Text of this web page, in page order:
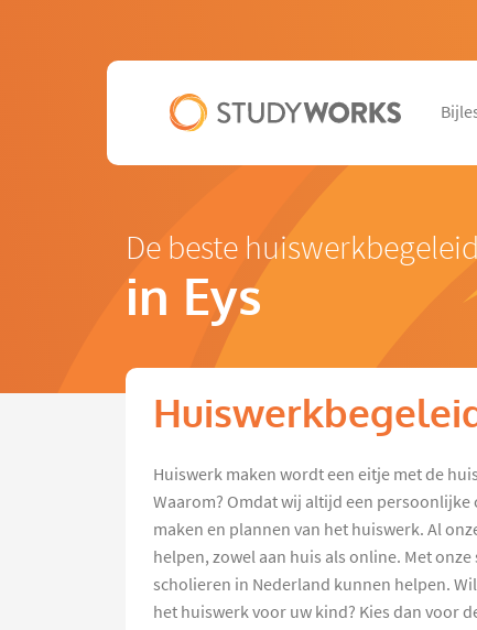
De beste
in Eys
Huiswerk maken wordt een eitje met de
Waarom? Omdat wij altijd een
maken en plannen van het huiswerk. Al
helpen, zowel aan huis als online. Met
scholieren in Nederland kunnen helpen.
het huiswerk voor uw kind? Kies dan voor